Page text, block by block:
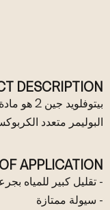
DESCRIPTION
بيتوفلويد
البوليمر متعدد
APPLICATION
- تقليل كبير للمياه
- سيولة ممتازة